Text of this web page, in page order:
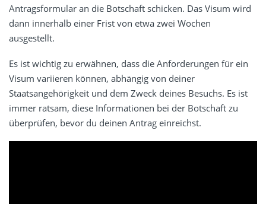
Antragsformular an die Botschaft schicken. Das Visum wird
dann innerhalb einer Frist von etwa zwei Wochen
ausgestellt.
Es ist wichtig zu erwähnen, dass die Anforderungen für ein
Visum variieren können, abhängig von deiner
Staatsangehörigkeit und dem Zweck deines Besuchs. Es ist
immer ratsam, diese Informationen bei der Botschaft zu
überprüfen, bevor du deinen Antrag einreichst.